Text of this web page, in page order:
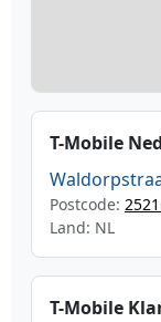
T-Mobile
Postcode:
Land: NL
T-Mobile